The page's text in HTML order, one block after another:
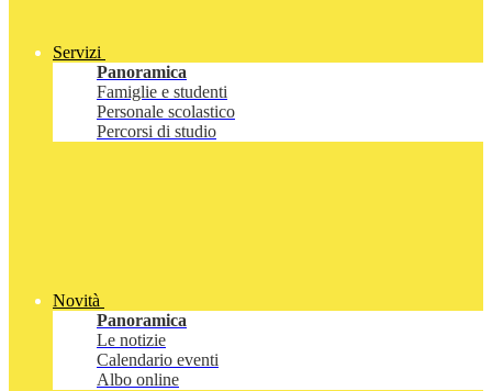
Servizi
Panoramica
Famiglie e studenti
Personale scolastico
Percorsi di studio
Novità
Panoramica
Le notizie
Calendario eventi
Albo online